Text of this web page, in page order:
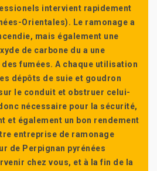
intervient rapidement
Orientales). Le ramonage a
mais également une
de carbone du a une
fumées. A chaque utilisation
dépôts de suie et goudron
le conduit et obstruer celui-
nécessaire pour la sécurité,
et également un bon rendement
entreprise de ramonage
de Perpignan pyrénées
chez vous, et à la fin de la